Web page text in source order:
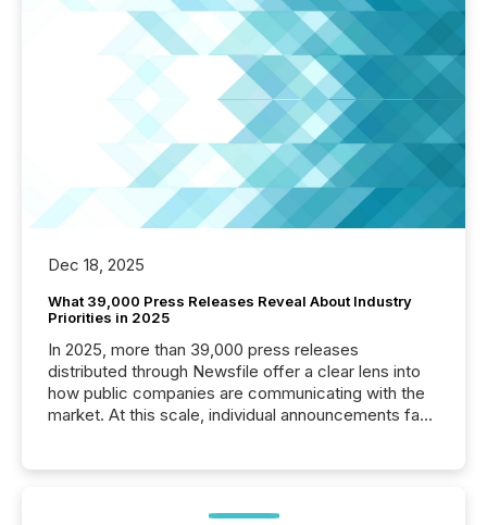
Dec 18, 2025
What 39,000 Press Releases Reveal About Industry
Priorities in 2025
In 2025, more than 39,000 press releases
distributed through Newsfile offer a clear lens into
how public companies are communicating with the
market. At this scale, individual announcements fade